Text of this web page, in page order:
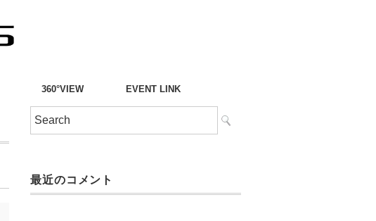
360°VIEW EVENT LINK
最近のコメント